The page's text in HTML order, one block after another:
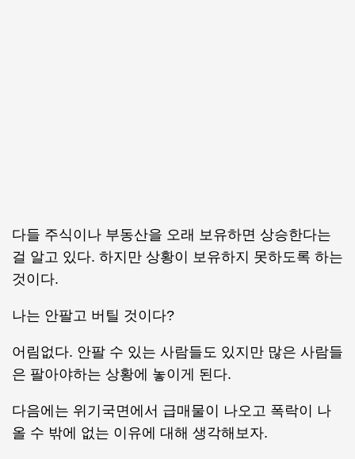
다들 주식이나 부동산을 오래 보유하면 상승한다는
걸 알고 있다. 하지만 상황이 보유하지 못하도록 하는
것이다.
나는 안팔고 버틸 것이다?
어림없다. 안팔 수 있는 사람들도 있지만 많은 사람들
은 팔아야하는 상황에 놓이게 된다.
다음에는 위기국면에서 급매물이 나오고 폭락이 나
올 수 밖에 없는 이유에 대해 생각해보자.